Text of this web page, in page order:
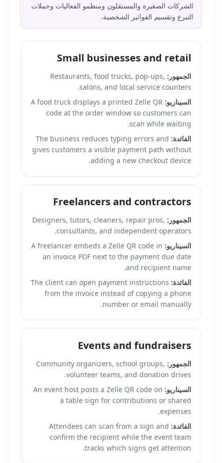
الشركات الصغيرة والمستقلون ومنظمو الفعاليات وحملات
التبرع وتقسيم الفواتير الشخصية.
Small businesses and retail
الجمهور: Restaurants, food trucks, pop-ups,
salons, and local service counters.
السيناريو: A food truck displays a printed Zelle QR
code at the order window so customers can
scan while waiting.
الفائدة: The business reduces typing errors and
gives customers a visible payment path without
adding a new checkout device.
Freelancers and contractors
الجمهور: Designers, tutors, cleaners, repair pros,
consultants, and independent operators.
السيناريو: A freelancer embeds a Zelle QR code in
an invoice PDF next to the payment due date
and recipient name.
الفائدة: The client can open payment instructions
from the invoice instead of copying a phone
number or email manually.
Events and fundraisers
الجمهور: Community organizers, school groups,
volunteer teams, and donation drives.
السيناريو: An event host posts a Zelle QR code on
a table sign for contributions or shared
expenses.
الفائدة: Attendees can scan from a sign and
confirm the recipient while the event team
tracks which signs get attention.